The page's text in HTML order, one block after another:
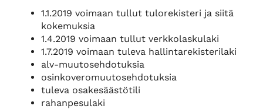
1.1.2019 voimaan tullut tulorekisteri ja siitä
kokemuksia
1.4.2019 voimaan tullut verkkolaskulaki
1.7.2019 voimaan tuleva hallintarekisterilaki
alv-muutosehdotuksia
osinkoveromuutosehdotuksia
tuleva osakesäästötili
rahanpesulaki